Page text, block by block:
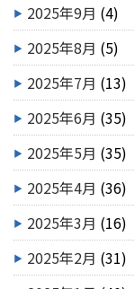
2025年9月 (4)
2025年8月 (5)
2025年7月 (13)
2025年6月 (35)
2025年5月 (35)
2025年4月 (36)
2025年3月 (16)
2025年2月 (31)